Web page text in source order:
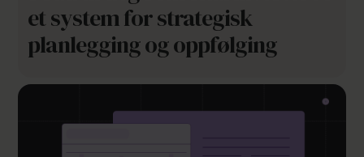
et system for strategisk
planlegging og oppfølging